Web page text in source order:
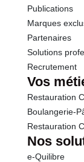
Publications
Marques
Partenaires
Solutions
Recrutement
Vos
Restauration
Boulangerie-
Restauration
Nos
e-Quilibre